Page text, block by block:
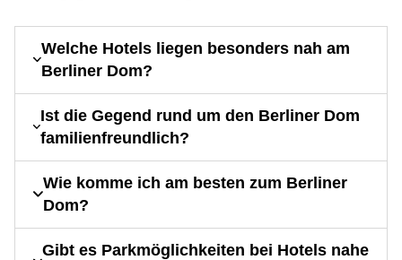
Welche Hotels liegen besonders nah am
Berliner Dom?
Ist die Gegend rund um den Berliner Dom
familienfreundlich?
Wie komme ich am besten zum Berliner
Dom?
Gibt es Parkmöglichkeiten bei Hotels nahe